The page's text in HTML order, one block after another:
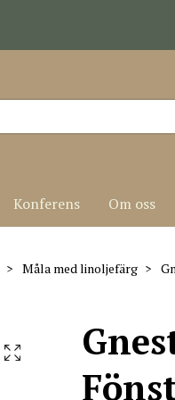
Konferens Om oss
Måla med linoljefärg